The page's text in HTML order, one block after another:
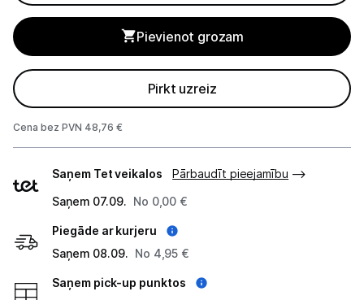
Piederumi
Stacionārie un bezvadu telefoni
Viedierīces
Sadzīves tehnika
Skaistumkopšana
Ražotāju atjaunota tehnika
Pievienot grozam
Pirkt uzreiz
Cena bez PVN 48,76 €
veidi
Saņem Tet veikalos
Pārbaudīt pieejamību
Saņem 07.09. No 0,00 €
Piegāde ar kurjeru
Saņem 08.09. No 4,95 €
Saņem pick-up punktos